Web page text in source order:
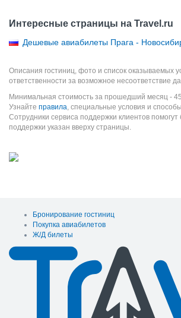
Интересные страницы на Travel.ru
Дешевые авиабилеты Прага -
Описания гостиниц, фото и список оказываемых
ответственности за возможное несоответствие
Минимальная стоимость за прошедший месяц -
Узнайте правила, специальные условия и
Сотрудники сервиса поддержки клиентов
поддержки указан вверху страницы.
Бронирование гостиниц
Покупка авиабилетов
Ж/Д билеты